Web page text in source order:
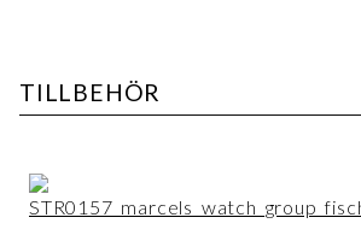
TILLBEHÖR